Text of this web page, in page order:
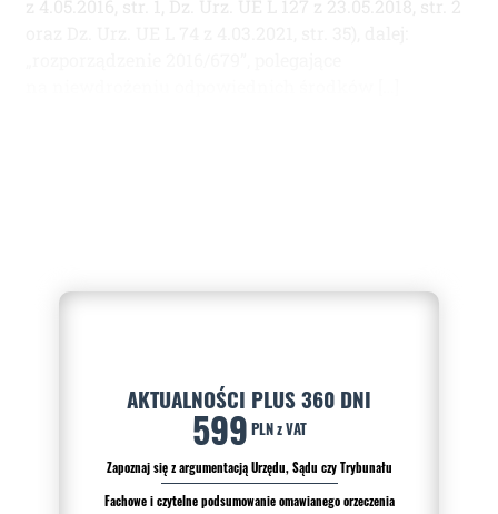
AKTUALNOŚCI PLUS 360 DNI
599 PLN z VAT
Zapoznaj się z argumentacją Urzędu, Sądu czy Trybunału
Fachowe i czytelne podsumowanie omawianego orzeczenia